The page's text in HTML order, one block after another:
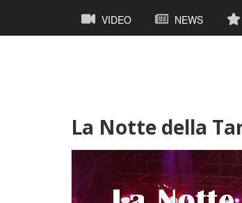
contenuto
Navigazione
principale
VIDEO NEWS
La Notte della